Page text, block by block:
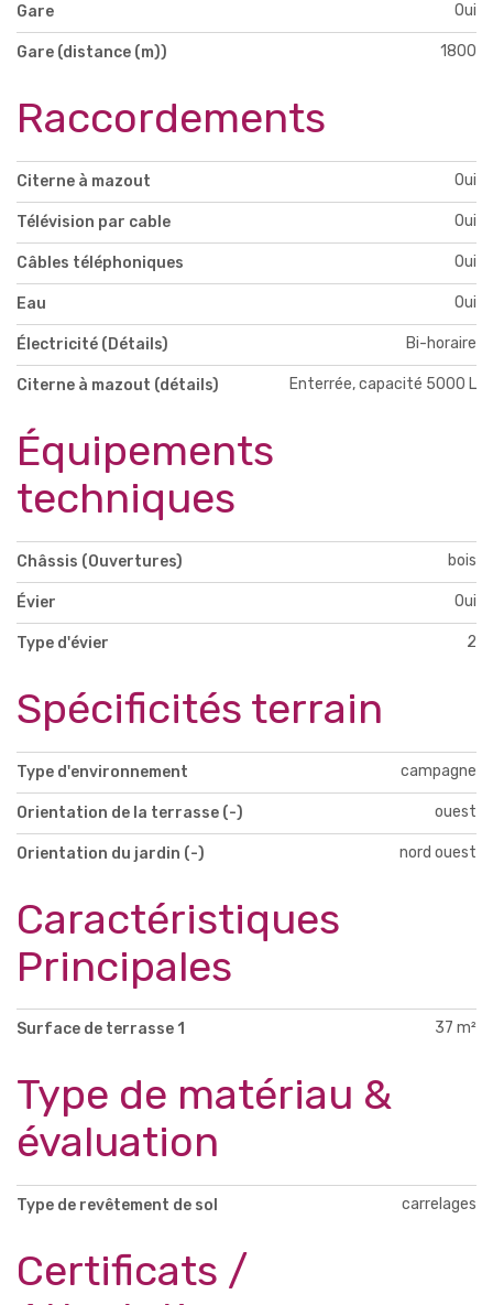
Gare Oui
Gare (distance (m)) 1800
Raccordements
Citerne à mazout Oui
Télévision par cable Oui
Câbles téléphoniques Oui
Eau Oui
Électricité (Détails) Bi-horaire
Citerne à mazout (détails) Enterrée, capacité 5000 L
Équipements
techniques
Châssis (Ouvertures) bois
Évier Oui
Type d'évier 2
Spécificités terrain
Type d'environnement campagne
Orientation de la terrasse (-) ouest
Orientation du jardin (-) nord ouest
Caractéristiques
Principales
Surface de terrasse 1 37 m²
Type de matériau &
évaluation
Type de revêtement de sol carrelages
Certificats /